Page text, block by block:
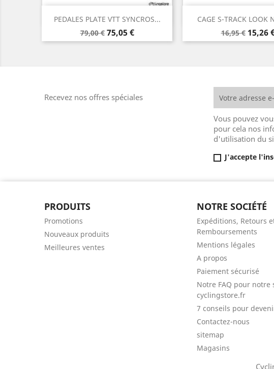
PEDALES PLATE VTT SYNCROS...
Prix
de
79,00 € Prix
75,05 €
 Aperçu rapide CAGE S-TRACK LOOK
Prix
de
16,95 € Prix
15,26
Aperçu
Recevez nos offres spéciales
Vous pouvez
pour cela nos
d'utilisation du
J'accepte
PRODUITS
Promotions
Nouveaux produits
Meilleures ventes
NOTRE SOCIÉTÉ
Expéditions, Retours
Remboursements
Mentions légales
A propos
Paiement sécurisé
Notre FAQ pour notre
cyclingstore.fr
7 conseils pour
Contactez-nous
sitemap
Magasins